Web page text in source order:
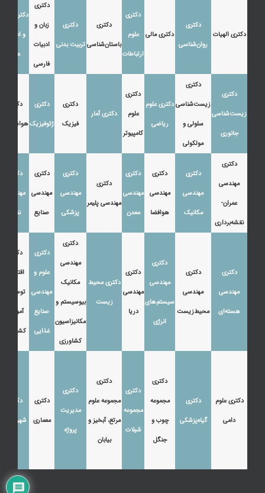
دکتری الهیات
دکتری
روان‌شناسی
دکتری مالی
دکتری
علوم
ارتباطات
دکتری
باستان‌شناسی
دکتری
تربیت بدنی
دکتری
زبان و
ادبیات
فارسی
دکتری زبان
و ادبیات
عرب
دکتری
زیست‌شناسی
جانوری
دکتری
زیست‌شناسی
سلولی و
مولکولی
دکتری علوم
ریاضی
دکتری
علوم
کامپیوتر
دکتری آمار
دکتری
فیزیک
دکتری
ژئوفیزیک
دکتری
هواشناسی
دکتری
مهندسی
عمران-
نقشه‌برداری
دکتری
مهندسی
مکانیک
دکتری
مهندسی
هوافضا
دکتری
مهندسی
معدن
دکتری
مهندسی پلیمر
دکتری
مهندسی
پزشکی
دکتری
مهندسی
صنایع
دکتری
مهندسی
نفت
دکتری
مهندسی
هسته‌ای
دکتری
مهندسی
محیط‌زیست
دکتری
مهندسی
سیستم‌های
انرژی
دکتری
مهندسی
دریا
دکتری محیط
زیست
دکتری
مهندسی
مکانیک
بیوسیستم و
مکانیزاسیون
کشاورزی
دکتری
علوم و
مهندسی
صنایع
غذایی
دکتری
اقتصاد،
توسعه و
آموزش
کشاورزی
دکتری علوم
دامی
دکتری
گیاه‌پزشکی
دکتری
مجموعه
چوب و
جنگل
دکتری
مجموعه
شیلات
دکتری
مجموعه علوم
مرتع، آبخیز و
بیابان
دکتری
مدیریت
پروژه
دکتری
معماری
دکتری
شهرسازی